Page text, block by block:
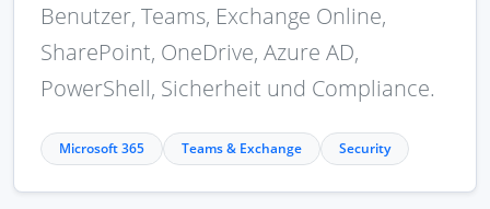
Benutzer, Teams, Exchange Online,
SharePoint, OneDrive, Azure AD,
PowerShell, Sicherheit und Compliance.
Microsoft 365 Teams & Exchange Security